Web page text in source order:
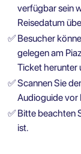
verfügbar sein
Reisedatum
✅ Besucher
gelegen am
Ticket herunter
✅Scannen Sie
Audioguide vor
✅ Bitte beachten
ist.